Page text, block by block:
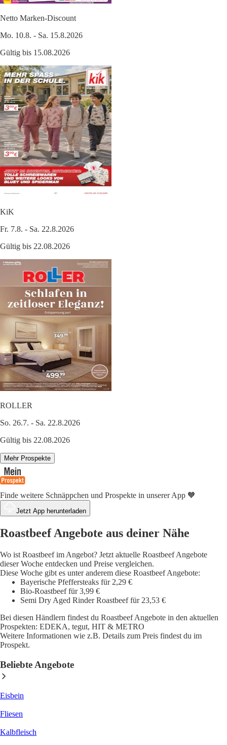
Netto Marken-Discount
Mo. 10.8. - Sa. 15.8.2026
Gültig bis 15.08.2026
KiK
Fr. 7.8. - Sa. 22.8.2026
Gültig bis 22.08.2026
ROLLER
So. 26.7. - Sa. 22.8.2026
Gültig bis 22.08.2026
Mehr Prospekte
Finde weitere Schnäppchen und Prospekte in unserer App 🧡
Jetzt App herunterladen
Roastbeef Angebote aus deiner Nähe
Wo ist Roastbeef im Angebot? Jetzt aktuelle Roastbeef Angebote
dieser Woche entdecken und Preise vergleichen.
Diese Woche gibt es unter anderem diese Roastbeef Angebote:
Bayerische Pfeffersteaks für 2,29 €
Bio-Roastbeef für 3,99 €
Semi Dry Aged Rinder Roastbeef für 23,53 €
Bei diesen Händlern findest du Roastbeef Angebote in den aktuellen
Prospekten: EDEKA, tegut, HIT & METRO
Weitere Informationen wie z.B. Details zum Preis findest du im
Prospekt.
Beliebte Angebote
Eisbein
Fliesen
Kalbfleisch